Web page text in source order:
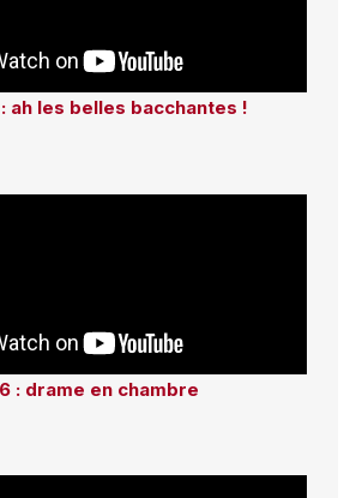
ah les belles bacchantes !
: drame en chambre